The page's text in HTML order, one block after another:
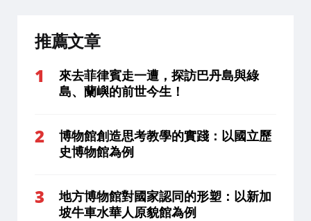
推薦文章
來去菲律賓走一遭，探訪巴丹島與綠
島、蘭嶼的前世今生！
博物館創造思考教學的實踐：以國立歷
史博物館為例
地方博物館對國家認同的形塑：以新加
坡牛車水華人原貌館為例